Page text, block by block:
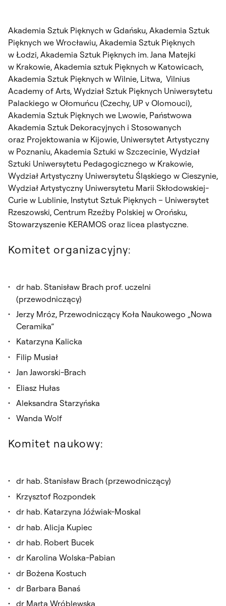
Akademia Sztuk Pięknych w Gdańsku, Akademia Sztuk
Pięknych we Wrocławiu, Akademia Sztuk Pięknych
w Łodzi, Akademia Sztuk Pięknych im. Jana Matejki
w Krakowie, Akademia sztuk Pięknych w Katowicach,
Akademia Sztuk Pięknych w Wilnie, Litwa, Vilnius
Academy of Arts, Wydział Sztuk Pięknych Uniwersytetu
Palackiego w Ołomuńcu (Czechy, UP v Olomouci),
Akademia Sztuk Pięknych we Lwowie, Państwowa
Akademia Sztuk Dekoracyjnych i Stosowanych
oraz Projektowania w Kijowie, Uniwersytet Artystyczny
w Poznaniu, Akademia Sztuki w Szczecinie, Wydział
Sztuki Uniwersytetu Pedagogicznego w Krakowie,
Wydział Artystyczny Uniwersytetu Śląskiego w Cieszynie,
Wydział Artystyczny Uniwersytetu Marii Skłodowskiej-
Curie w Lublinie, Instytut Sztuk Pięknych – Uniwersytet
Rzeszowski, Centrum Rzeźby Polskiej w Orońsku,
Stowarzyszenie KERAMOS oraz licea plastyczne.
Komitet organizacyjny:
dr hab. Stanisław Brach prof. uczelni
(przewodniczący)
Jerzy Mróz, Przewodniczący Koła Naukowego „Nowa
Ceramika”
Katarzyna Kalicka
Filip Musiał
Jan Jaworski-Brach
Eliasz Hułas
Aleksandra Starzyńska
Wanda Wolf
Komitet naukowy:
dr hab. Stanisław Brach (przewodniczący)
Krzysztof Rozpondek
dr hab. Katarzyna Jóźwiak-Moskal
dr hab. Alicja Kupiec
dr hab. Robert Bucek
dr Karolina Wolska-Pabian
dr Bożena Kostuch
dr Barbara Banaś
dr Marta Wróblewska